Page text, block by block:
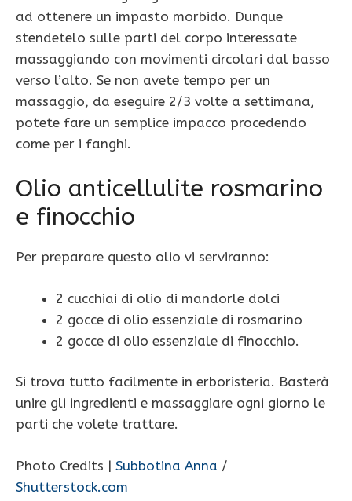
ad ottenere un impasto morbido. Dunque
stendetelo sulle parti del corpo interessate
massaggiando con movimenti circolari dal basso
verso l’alto. Se non avete tempo per un
massaggio, da eseguire 2/3 volte a settimana,
potete fare un semplice impacco procedendo
come per i fanghi.
Olio anticellulite rosmarino
e finocchio
Per preparare questo olio vi serviranno:
2 cucchiai di olio di mandorle dolci
2 gocce di olio essenziale di rosmarino
2 gocce di olio essenziale di finocchio.
Si trova tutto facilmente in erboristeria. Basterà
unire gli ingredienti e massaggiare ogni giorno le
parti che volete trattare.
Photo Credits | Subbotina Anna /
Shutterstock.com